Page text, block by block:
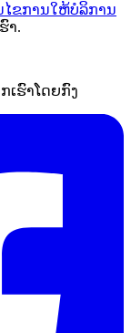
ໄຂການໃຫ້ບໍລິການ
າ.
ເຮົາໂດຍກົງ